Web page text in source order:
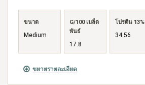
ขยายรายละเอียด
ขนาด
Medium
G/100 เมล็ด
พันธ์
17.8
โปรตีน 13%
34.56